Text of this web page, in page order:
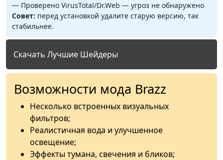
— Проверено VirusTotal/Dr.Web — угроз не обнаружено
Совет: перед установкой удалите старую версию, так
стабильнее.
Скачать Лучшие Шейдеры
Возможности мода Brazz
Несколько встроенных визуальных
фильтров;
Реалистичная вода и улучшенное
освещение;
Эффекты тумана, свечения и бликов;